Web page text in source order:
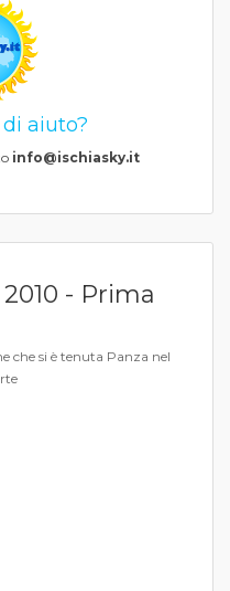
aiuto?
info@ischiasky.it
- Prima
che si è tenuta Panza nel